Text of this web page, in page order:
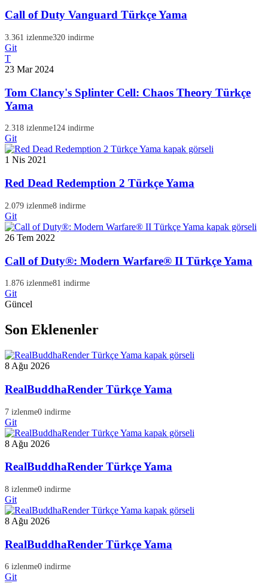
Call of Duty Vanguard Türkçe Yama
3.361 izlenme320 indirme
Git
T
23 Mar 2024
Tom Clancy's Splinter Cell: Chaos Theory Türkçe
Yama
2.318 izlenme124 indirme
Git
1 Nis 2021
Red Dead Redemption 2 Türkçe Yama
2.079 izlenme8 indirme
Git
26 Tem 2022
Call of Duty®: Modern Warfare® II Türkçe Yama
1.876 izlenme81 indirme
Git
Güncel
Son Eklenenler
8 Ağu 2026
RealBuddhaRender Türkçe Yama
7 izlenme0 indirme
Git
8 Ağu 2026
RealBuddhaRender Türkçe Yama
8 izlenme0 indirme
Git
8 Ağu 2026
RealBuddhaRender Türkçe Yama
6 izlenme0 indirme
Git